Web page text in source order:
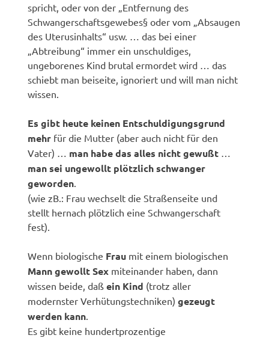
spricht, oder von der „Entfernung des
Schwangerschaftsgewebes§ oder vom „Absaugen
des Uterusinhalts“ usw. … das bei einer
„Abtreibung“ immer ein unschuldiges,
ungeborenes Kind brutal ermordet wird … das
schiebt man beiseite, ignoriert und will man nicht
wissen.
Es gibt heute keinen Entschuldigungsgrund
mehr für die Mutter (aber auch nicht für den
Vater) … man habe das alles nicht gewußt
man sei ungewollt plötzlich schwanger
geworden
(wie zB.: Frau wechselt die Straßenseite und
stellt hernach plötzlich eine Schwangerschaft
fest).
Wenn biologische Frau mit einem biologischen
Mann gewollt Sex miteinander haben, dann
wissen beide, daßein Kind (trotz aller
modernster Verhütungstechniken)gezeugt
werden kann
Es gibt keine hundertprozentige